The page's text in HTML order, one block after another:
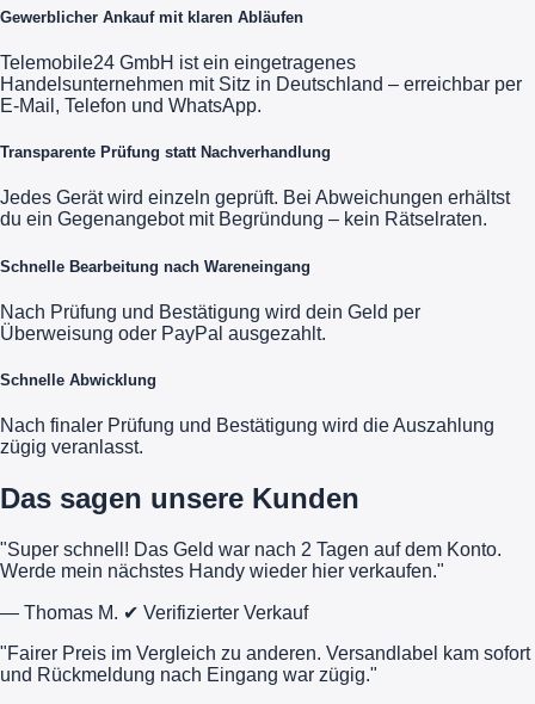
Gewerblicher Ankauf mit klaren Abläufen
Telemobile24 GmbH ist ein eingetragenes
Handelsunternehmen mit Sitz in Deutschland – erreichbar per
E-Mail, Telefon und WhatsApp.
Transparente Prüfung statt Nachverhandlung
Jedes Gerät wird einzeln geprüft. Bei Abweichungen erhältst
du ein Gegenangebot mit Begründung – kein Rätselraten.
Schnelle Bearbeitung nach Wareneingang
Nach Prüfung und Bestätigung wird dein Geld per
Überweisung oder PayPal ausgezahlt.
Schnelle Abwicklung
Nach finaler Prüfung und Bestätigung wird die Auszahlung
zügig veranlasst.
Das sagen unsere Kunden
"Super schnell! Das Geld war nach 2 Tagen auf dem Konto.
Werde mein nächstes Handy wieder hier verkaufen."
— Thomas M. ✔ Verifizierter Verkauf
"Fairer Preis im Vergleich zu anderen. Versandlabel kam sofort
und Rückmeldung nach Eingang war zügig."